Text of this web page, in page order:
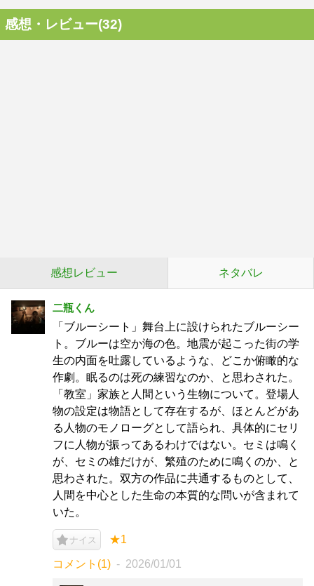
感想・レビュー(32)
感想レビュー ネタバレ
二瓶くん
「ブルーシート」舞台上に設けられたブルーシー
ト。ブルーは空か海の色。地震が起こった街の学
生の内面を吐露しているような、どこか俯瞰的な
作劇。眠るのは死の練習なのか、と思わされた。
「教室」家族と人間という生物について。登場人
物の設定は物語として存在するが、ほとんどがあ
る人物のモノローグとして語られ、具体的にセリ
フに人物が振ってあるわけではない。セミは鳴く
が、セミの雄だけが、繁殖のために鳴くのか、と
思わされた。双方の作品に共通するものとして、
人間を中心とした生命の本質的な問いが含まれて
いた。
ナイス ★1
コメント(1) 2026/01/01